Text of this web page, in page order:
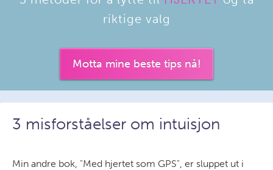
riktige valg
Motta mine beste tips nå!
3 misforståelser om intuisjon
Min andre bok, "Med hjertet som GPS", er sluppet ut i